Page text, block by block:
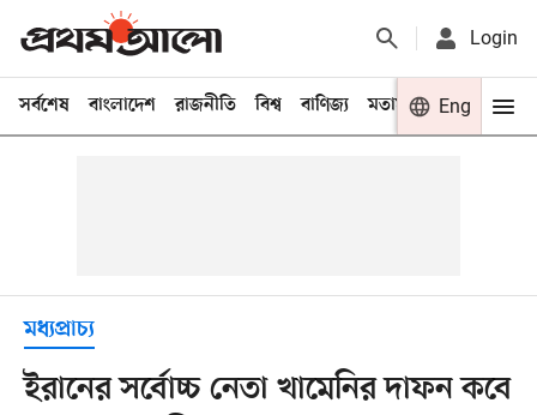
Login
সর্বশেষ বাংলাদেশ রাজনীতি বিশ্ব বাণিজ্য মতামত খেলা
Eng
মধ্যপ্রাচ্য
ইরানের সর্বোচ্চ নেতা খামেনির দাফন কবে